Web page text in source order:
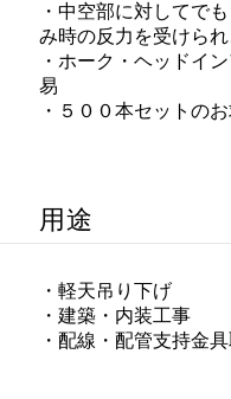
・中空部に対してで
み時の反力を受けら
・ホーク・ヘッドイ
易
・５００本セットの
用途
・軽天吊り下げ
・建築・内装工事
・配線・配管支持金